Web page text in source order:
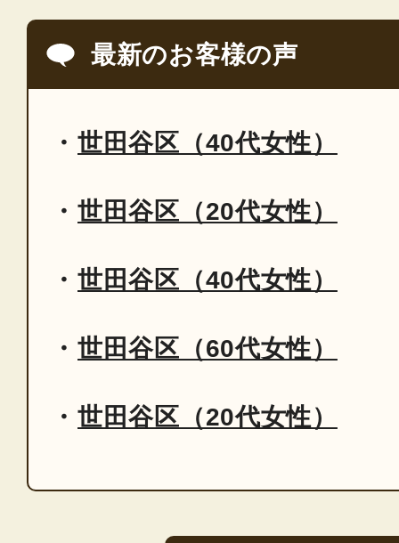
最新のお客様の声
世田谷区（40代女性）
世田谷区（20代女性）
世田谷区（40代女性）
世田谷区（60代女性）
世田谷区（20代女性）